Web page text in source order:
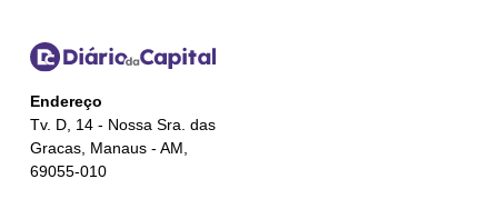
Endereço
Tv. D, 14 - Nossa Sra. das
Gracas, Manaus - AM,
69055-010